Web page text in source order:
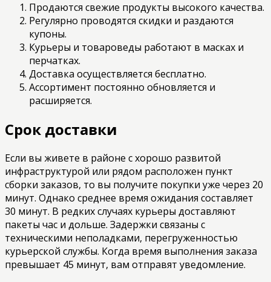
Продаются свежие продукты высокого качества.
Регулярно проводятся скидки и раздаются
купоны.
Курьеры и товароведы работают в масках и
перчатках.
Доставка осуществляется бесплатно.
Ассортимент постоянно обновляется и
расширяется.
Срок доставки
Если вы живете в районе с хорошо развитой
инфраструктурой или рядом расположен пункт
сборки заказов, то вы получите покупки уже через 20
минут. Однако среднее время ожидания составляет
30 минут. В редких случаях курьеры доставляют
пакеты час и дольше. Задержки связаны с
техническими неполадками, перегруженностью
курьерской службы. Когда время выполнения заказа
превышает 45 минут, вам отправят уведомление.